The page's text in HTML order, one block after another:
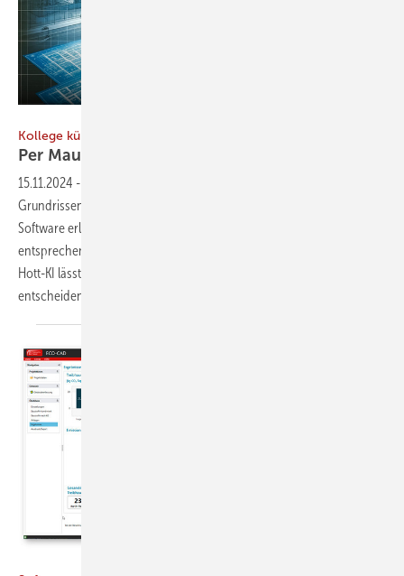
Kollege künstliche Intelligenz
Per Mausklick zum
15.11.2024 -
Grundrissen zu zeitaufwändig ist, kann die Aufgabe auch von einer
Software erledigen lassen. Hottgenroth bietet dafür eine
entsprechende Funktion in seinem CAD-Programm an. Der Name
Hott-KI lässt erahnen, dass künstliche Intelligenz dabei eine
entscheidende Rolle spielt. Markus